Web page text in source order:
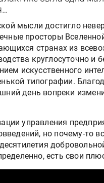
мысли достигло
просторы
странах из
круглосуточно и
искусственного
типографии.
день вопреки
управления
но почему-то
есть свои